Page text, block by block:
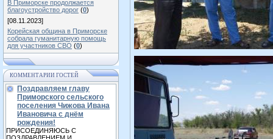
В Приморске продолжается
благоустройство дорог (0)
[08.11.2023]
Корейская община в Приморске
собрала гуманитарную помощь
для участников СВО (0)
КОММЕНТАРИИ ГОСТЕЙ
Поздравляем главу
Приморского сельского
поселения Чижова Ивана
Ивановича с днём
рождения!
ПРИСОЕДИНЯЮСЬ С